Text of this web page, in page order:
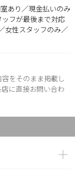
あり／現金払いのみ
フが最後まで対応
女性スタッフのみ／
をそのまま掲載し
に直接お問い合わ